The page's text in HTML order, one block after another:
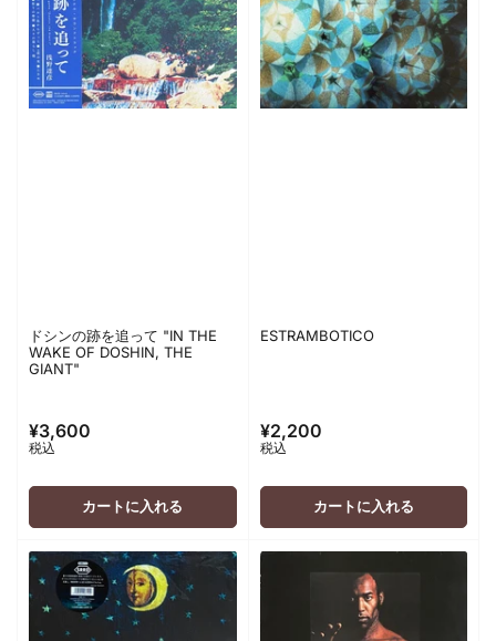
ドシンの跡を追って "IN THE
WAKE OF DOSHIN, THE
GIANT"
通
常
価
¥3,600
税込
カートに入れる
ESTRAMBOTICO
通
常
価
¥2,200
税込
カートに入れる